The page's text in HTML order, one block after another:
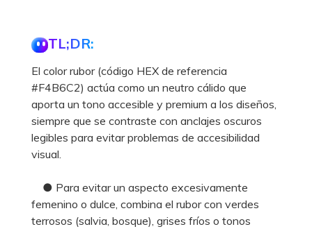
TL;DR:
El color rubor (código HEX de referencia
#F4B6C2) actúa como un neutro cálido que
aporta un tono accesible y premium a los diseños,
siempre que se contraste con anclajes oscuros
legibles para evitar problemas de accesibilidad
visual.
● Para evitar un aspecto excesivamente
femenino o dulce, combina el rubor con verdes
terrosos (salvia, bosque), grises fríos o tonos